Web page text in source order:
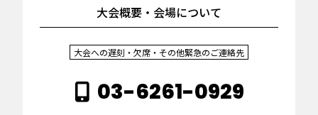
大会概要・会場について
大会への遅刻・欠席・その他緊急のご連絡先
03-6261-0929